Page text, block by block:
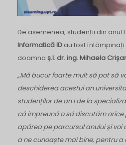
De asemenea, studenții din anul
Informatică ID au fost
doamna ș.l. dr. ing. Mihaela
„Mă bucur foarte mult să pot să
deschiderea acestui an
studenților de an I de la
că impreună o să discutăm
apărea pe parcursul anului și voi
a ne cunoaște mai bine, pentru